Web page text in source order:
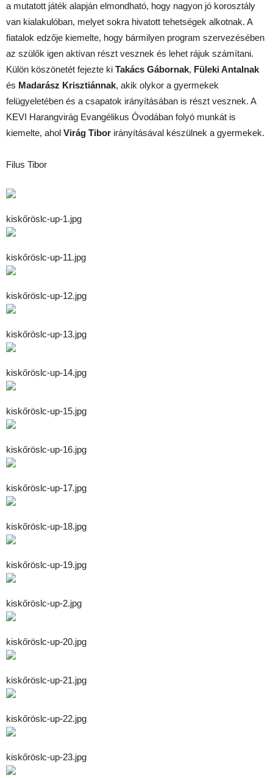
a mutatott játék alapján elmondható, hogy nagyon jó korosztály
van kialakulóban, melyet sokra hivatott tehetségek alkotnak. A
fiatalok edzője kiemelte, hogy bármilyen program szervezésében
az szülők igen aktívan részt vesznek és lehet rájuk számítani.
Külön köszönetét fejezte ki Takács Gábornak, Füleki Antalnak
és Madarász Krisztiánnak, akik olykor a gyermekek
felügyeletében és a csapatok irányításában is részt vesznek. A
KEVI Harangvirág Evangélikus Óvodában folyó munkát is
kiemelte, ahol Virág Tibor irányításával készülnek a gyermekek.
Filus Tibor
kiskőröslc-up-1.jpg
kiskőröslc-up-11.jpg
kiskőröslc-up-12.jpg
kiskőröslc-up-13.jpg
kiskőröslc-up-14.jpg
kiskőröslc-up-15.jpg
kiskőröslc-up-16.jpg
kiskőröslc-up-17.jpg
kiskőröslc-up-18.jpg
kiskőröslc-up-19.jpg
kiskőröslc-up-2.jpg
kiskőröslc-up-20.jpg
kiskőröslc-up-21.jpg
kiskőröslc-up-22.jpg
kiskőröslc-up-23.jpg